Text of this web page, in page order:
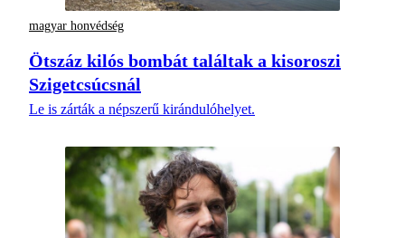
magyar honvédség
Ötszáz kilós bombát találtak a kisoroszi
Szigetcsúcsnál
Le is zárták a népszerű kirándulóhelyet.